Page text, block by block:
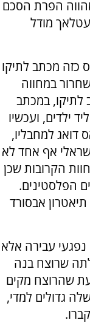
הפרת הסכם
מודל
כזה מכתב לתיקו
במחווה
לתיקו, במכתב
ילדים, ועכשיו
דואג למחבליו,
אף אחד לא
הקרובות שכן
הפלסטינים.
אבסורד
עבירה אלא
שרוצח בנה
שהרוצח מקים
גדולים למדי,